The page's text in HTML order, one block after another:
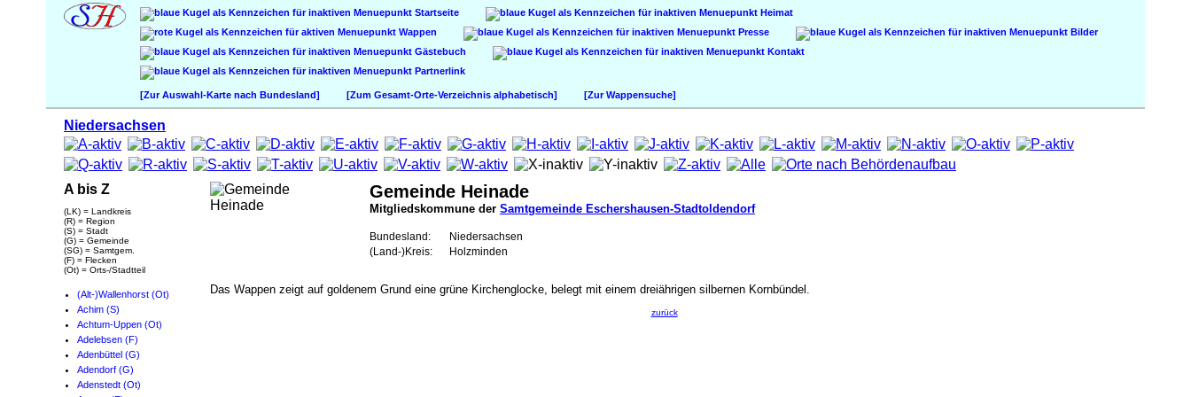
Startseite
Heimat
Wappen
Presse
Bilder
Gästebuch
Kontakt
Partnerlink
[Zur Auswahl-Karte nach Bundesland] [Zum Gesamt-Orte-Verzeichnis alphabetisch] [Zur Wappensuche]
Niedersachsen
A bis Z
(LK) = Landkreis
(R) = Region
(S) = Stadt
(G) = Gemeinde
(SG) = Samtgem.
(F) = Flecken
(Ot) = Orts-/Stadtteil
(Alt-)Wallenhorst (Ot)
Achim (S)
Achtum-Uppen (Ot)
Adelebsen (F)
Adenbüttel (G)
Adendorf (G)
Adenstedt (Ot)
Gemeinde Heinade
Mitgliedskommune der Samtgemeinde Eschershausen-Stadtoldendorf
Bundesland:
Niedersachsen
(Land-)Kreis:
Holzminden
Das Wappen zeigt auf goldenem Grund eine grüne Kirchenglocke, belegt mit einem dreiährigen silbernen Kornbündel.
zurück